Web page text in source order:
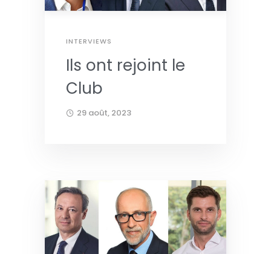
INTERVIEWS
Ils ont rejoint le
Club
29 août, 2023